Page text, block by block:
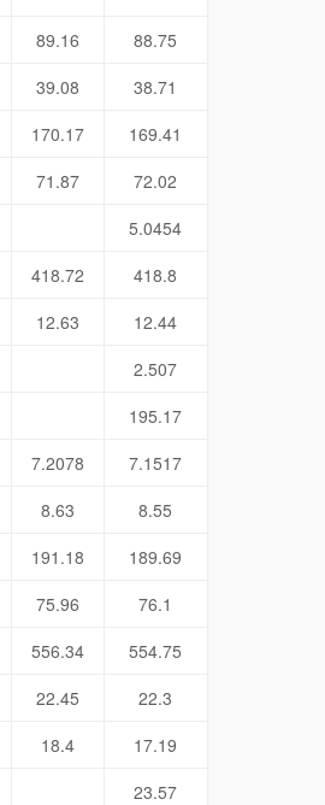
89.16
88.75
39.08
38.71
170.17
169.41
71.87
72.02
5.0454
418.72
418.8
12.63
12.44
2.507
195.17
7.2078
7.1517
8.63
8.55
191.18
189.69
75.96
76.1
556.34
554.75
22.45
22.3
18.4
17.19
23.57